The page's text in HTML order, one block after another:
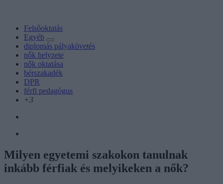
Felsőoktatás
Egyéb
diplomás pályakövetés
nők helyzete
nők oktatása
bérszakadék
DPR
férfi pedagógus
+3
Milyen egyetemi szakokon tanulnak
inkább férfiak és melyikeken a nők?